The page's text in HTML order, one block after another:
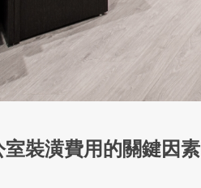
室裝潢費用的關鍵因素